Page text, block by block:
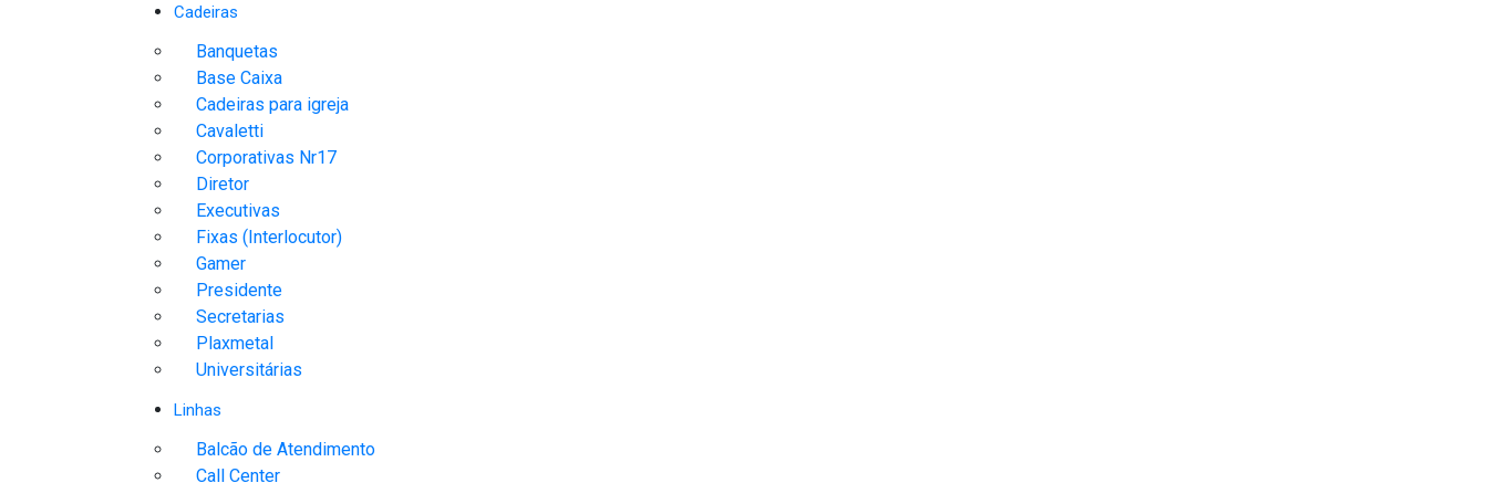
Cadeiras
Banquetas
Base Caixa
Cadeiras para igreja
Cavaletti
Corporativas Nr17
Diretor
Executivas
Fixas (Interlocutor)
Gamer
Presidente
Secretarias
Plaxmetal
Universitárias
Linhas
Balcão de Atendimento
Call Center